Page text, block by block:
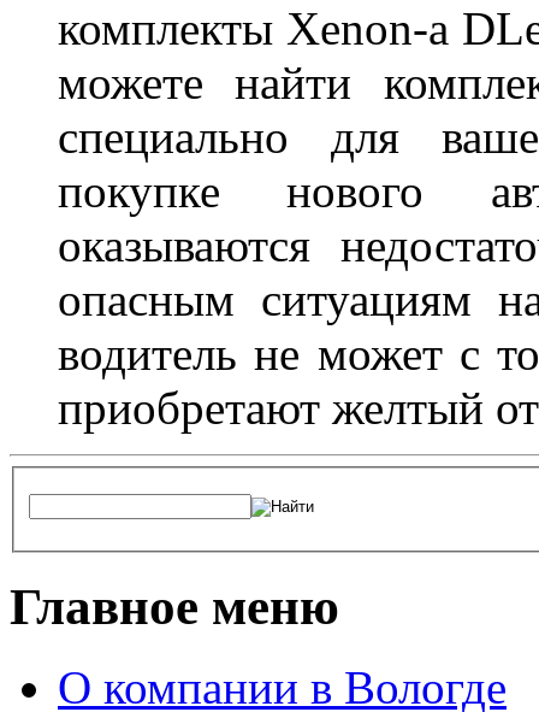
комплекты Xenon-а
можете найти
специально для
покупке нового
оказываются
опасным ситуациям
водитель не может с
приобретают желтый
Главное меню
О компании в Вологде